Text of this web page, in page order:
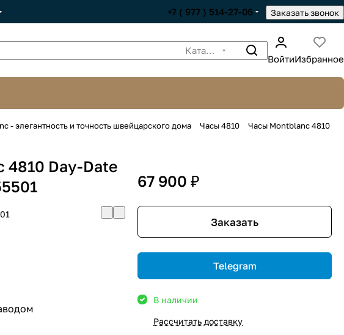
+7 ( 977 ) 514-27-06 Заказать звонок
ВойтиИзбранное
- элегантность и точность швейцарского дома Часы 4810
Часы Montblanc 4810
4810 Day-Date
67 900 ₽
Заказать
Telegram
В наличии
Рассчитать доставку